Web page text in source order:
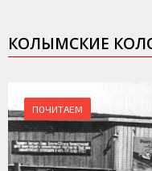
КОЛЫМСКИЕ
ПОЧИТАЕМ